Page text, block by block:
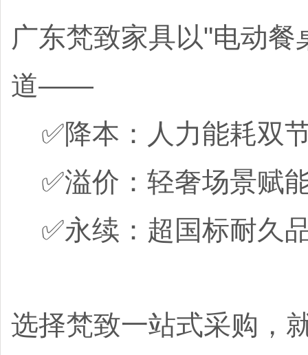
广东梵致家具以"电动
道——
✅降本：人力能耗双
✅溢价：轻奢场景赋
✅永续：超国标耐久
选择梵致一站式采购，